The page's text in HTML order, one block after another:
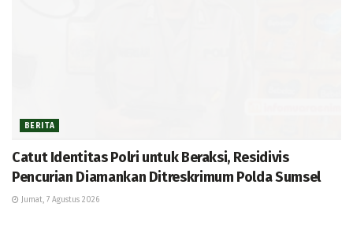
BERITA
Catut Identitas Polri untuk Beraksi, Residivis
Pencurian Diamankan Ditreskrimum Polda Sumsel
Jumat, 7 Agustus 2026